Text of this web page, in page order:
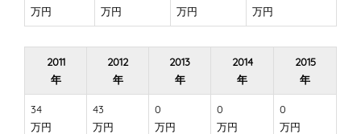
万円
万円
万円
万円
2011
年
2012
年
2013
年
2014
年
2015
年
34
万円
43
万円
0
万円
0
万円
0
万円